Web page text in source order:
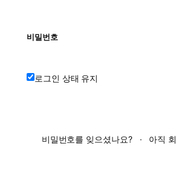
비밀번호
로그인 상태 유지
비밀번호를 잊으셨나요? · 아직